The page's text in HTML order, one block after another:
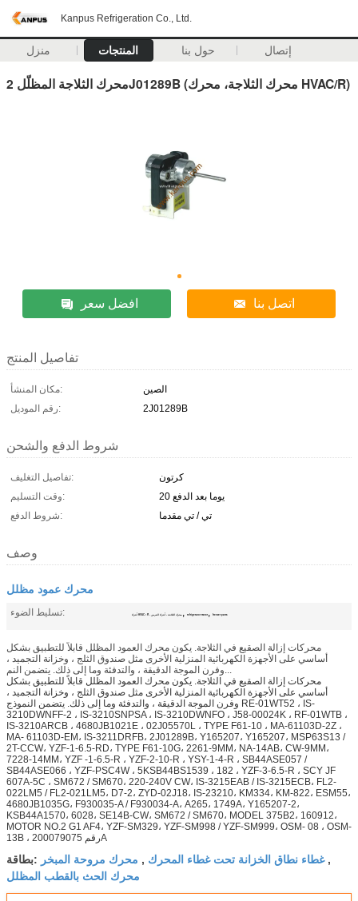
Kanpus Refrigeration Co., Ltd.
منزل المنتجات حول بنا إتصال
محرك الثلاجة المظلّل 2J01289B (محرك الثلاجة، محرك HVAC/R)
افضل سعر اتصل بنا
تفاصيل المنتج
مكان المنشأ:
الصين
رقم الموديل:
2J01289B
شروط الدفع والشحن
تفاصيل التغليف:
كرتون
وقت التسليم:
20 يوما بعد الدفع
شروط الدفع:
تي / تي مقدما
وصف
محرك عمود مظلل
تسليط الضوء: أجزاء HVAC / R ، محرك الثلاجة ، أجزاء الفريزر , refrigerator motor , freezer parts
محركات إزالة الصقيع في الثلاجة. يكون محرك العمود المظلل قابلاً للتطبيق بشكل
أساسي على الأجهزة الكهربائية المنزلية الأخرى مثل صندوق الثلج ، وخزانة التجميد ،
وفرن الموجة الدقيقة ، والتدفئة وما إلى ذلك. يتضمن النم...
محركات إزالة الصقيع في الثلاجة. يكون محرك العمود المظلل قابلاً للتطبيق بشكل
أساسي على الأجهزة الكهربائية المنزلية الأخرى مثل صندوق الثلج ، وخزانة التجميد ،
وفرن الموجة الدقيقة ، والتدفئة وما إلى ذلك. يتضمن النموذج RE-01WT52 ، IS-
3210DWNFF-2 ، IS-3210SNPSA ، IS-3210DWNFO ، J58-00024K ، RF-01WTB ،
IS-3210ARCB ، 4680JB1021E ، 02J05570L ، TYPE F61-10 ، MA-61103D-2Z ،
MA- 61103D-EM، IS-3211DRFB، 2J01289B، Y165207، Y165207، MSP63S13 /
2T-CCW، YZF-1-6.5-RD، TYPE F61-10G، 2261-9MM، NA-14AB، CW-9MM،
7228-14MM، YZF -1-6.5-R ، YZF-2-10-R ، YSY-1-4-R ، SB44ASE057 /
SB44ASE066 ، YZF-PSC4W ، 5KSB44BS1539 ، 182 ، YZF-3-6.5-R ، SCY JF
607A-5C ، SM672 / SM670، 220-240V CW، IS-3215EAB / IS-3215ECB، FL2-
022LM5 / FL2-021LM5، D7-2، ZYD-02J18، IS-23210، KM334، KM-822، ESM55،
4680JB1035G، F930035-A / F930034-A، A265، 1749A، Y165207-2،
KSB44A1570، 6028، SE14B-CW، SM672 / SM670، MODEL 375B2، 160912،
MOTOR NO.2 G1 AF4، YZF-SM329، YZF-SM998 / YZF-SM999، OSM- 08 ، OSM-
13B ، رقم 200079075A
بطاقة: محرك مروحة المبخر , غطاء نطاق الخزانة تحت غطاء المحرك,
محرك الحث بالقطب المظلل